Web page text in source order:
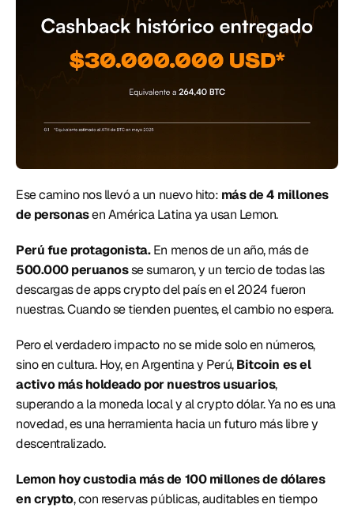
Ese camino nos llevó a un nuevo hito: más de 4 millones
de personas en América Latina ya usan Lemon.
Perú fue protagonista.
En menos de un año, más de
500.000 peruanos se sumaron, y un tercio de todas las
descargas de apps crypto del país en el 2024 fueron
nuestras. Cuando se tienden puentes, el cambio no espera.
Pero el verdadero impacto no se mide solo en números,
sino en cultura. Hoy, en Argentina y Perú, Bitcoin es el
activo más holdeado por nuestros usuarios,
superando a la moneda local y al crypto dólar. Ya no es una
novedad, es una herramienta hacia un futuro más libre y
descentralizado.
Lemon hoy custodia más de 100 millones de dólares
en crypto, con reservas públicas, auditables en tiempo